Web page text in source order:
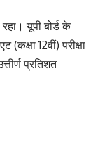
यूपी बोर्ड के
12वीं) परीक्षा
प्रतिशत